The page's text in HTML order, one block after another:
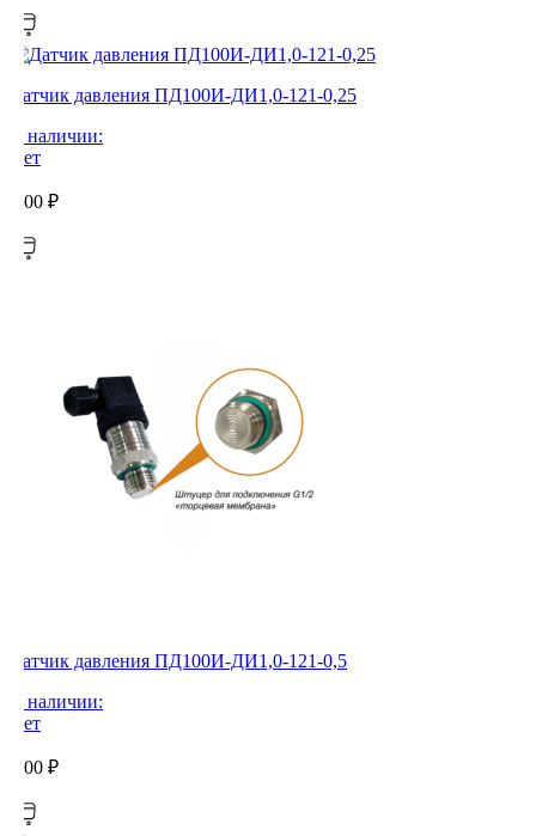
Датчик давления ПД100И-ДИ1,0-121-0,25
В наличии:
Нет
0,00 ₽
Датчик давления ПД100И-ДИ1,0-121-0,5
В наличии:
Нет
0,00 ₽